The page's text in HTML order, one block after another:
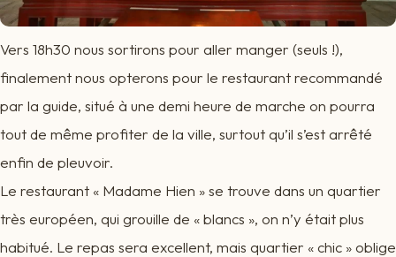
Vers 18h30 nous sortirons pour aller manger (seuls !),
finalement nous opterons pour le restaurant recommandé
par la guide, situé à une demi heure de marche on pourra
tout de même profiter de la ville, surtout qu’il s’est arrêté
enfin de pleuvoir.
Le restaurant « Madame Hien » se trouve dans un quartier
très européen, qui grouille de « blancs », on n’y était plus
habitué. Le repas sera excellent, mais quartier « chic » oblige